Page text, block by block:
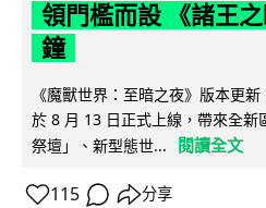
領門檻而設 《諸王
鐘
《魔獸世界：至暗之夜》版本更
於 8 月 13 日正式上線，帶來全新
祭壇」、新型態世...
閱讀全文
115 分享